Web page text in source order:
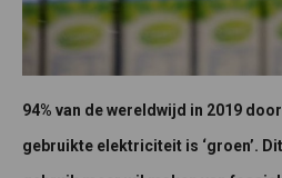
94% van de wereldwijd in 2019
gebruikte elektriciteit is ‘groen’.